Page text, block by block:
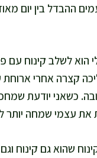
ההבדל בין יום
הוא לשלב קינוח עם
קצרה אחרי ארוחת
כשאני יודעת
את עצמי שמחה יותר
שהוא גם קינוח